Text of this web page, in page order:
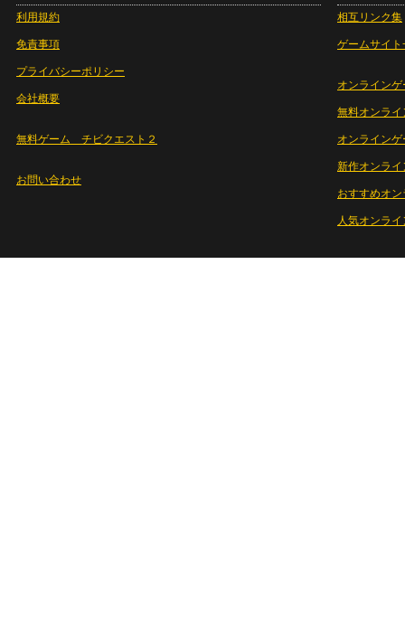
利用規約
免責事項
プライバシーポリシー
会社概要
無料ゲーム チビクエスト２
お問い合わせ
相互リンク集
ゲームサイト
オンラインゲ
無料オンライ
オンライン
新作オンライ
おすすめオ
人気オンラ